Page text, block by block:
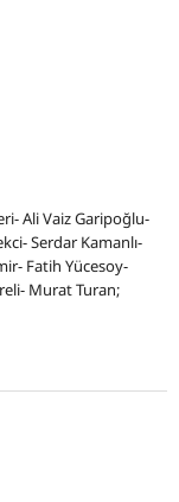
Ali Vaiz Garipoğlu-
Serdar Kamanlı-
Fatih Yücesoy-
Murat Turan;